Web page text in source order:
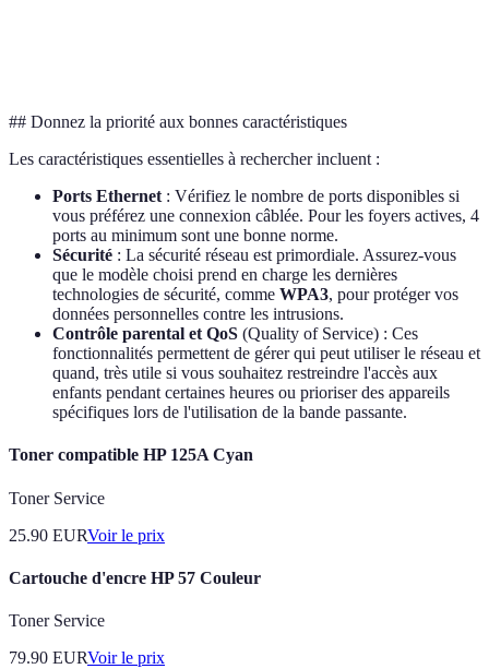
## Donnez la priorité aux bonnes caractéristiques
Les caractéristiques essentielles à rechercher incluent :
Ports Ethernet : Vérifiez le nombre de ports disponibles si
vous préférez une connexion câblée. Pour les foyers actives, 4
ports au minimum sont une bonne norme.
Sécurité : La sécurité réseau est primordiale. Assurez-vous
que le modèle choisi prend en charge les dernières
technologies de sécurité, comme WPA3, pour protéger vos
données personnelles contre les intrusions.
Contrôle parental et QoS (Quality of Service) : Ces
fonctionnalités permettent de gérer qui peut utiliser le réseau et
quand, très utile si vous souhaitez restreindre l'accès aux
enfants pendant certaines heures ou prioriser des appareils
spécifiques lors de l'utilisation de la bande passante.
Toner compatible HP 125A Cyan
Toner Service
25.90 EURVoir le prix
Cartouche d'encre HP 57 Couleur
Toner Service
79.90 EURVoir le prix